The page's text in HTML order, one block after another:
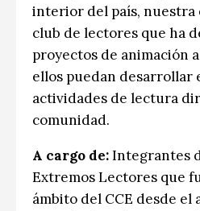
interior del país, nuestra
club de lectores que ha
proyectos de animación
ellos puedan desarrollar
actividades de lectura
comunidad.
A cargo de:Integrantes
Extremos Lectores que
ámbito del CCE desde el